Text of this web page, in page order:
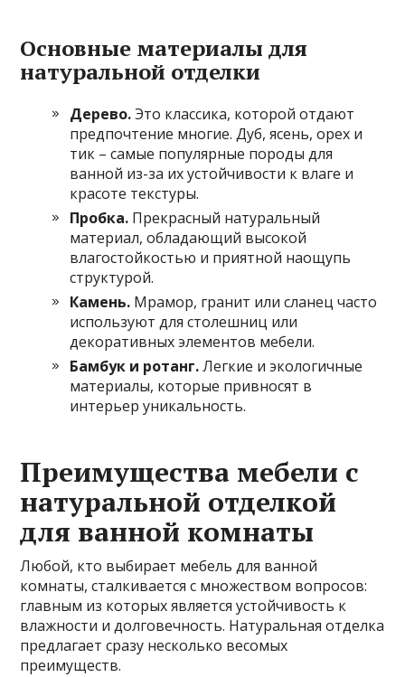
Основные материалы для
натуральной отделки
Дерево.Это классика, которой отдают
предпочтение многие. Дуб, ясень, орех и
тик – самые популярные породы для
ванной из-за их устойчивости к влаге и
красоте текстуры.
Пробка. Прекрасный натуральный
материал, обладающий высокой
влагостойкостью и приятной наощупь
структурой.
Камень. Мрамор, гранит или сланец часто
используют для столешниц или
декоративных элементов мебели.
Бамбук и ротанг.Легкие и экологичные
материалы, которые привносят в
интерьер уникальность.
Преимущества мебели с
натуральной отделкой
для ванной комнаты
Любой, кто выбирает мебель для ванной
комнаты, сталкивается с множеством вопросов:
главным из которых является устойчивость к
влажности и долговечность. Натуральная отделка
предлагает сразу несколько весомых
преимуществ.